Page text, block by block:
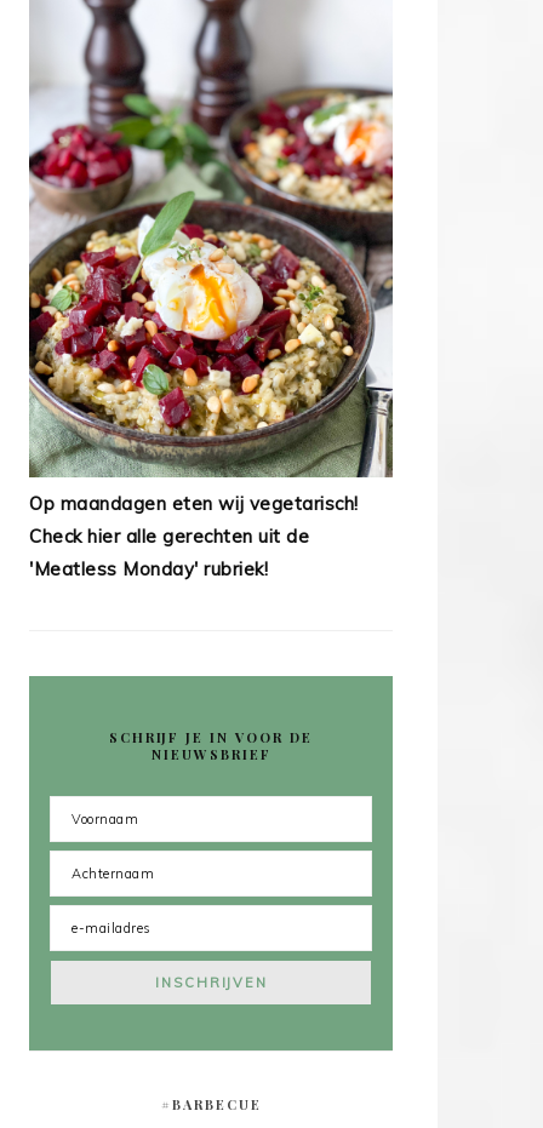
Op maandagen eten wij vegetarisch!
Check hier alle gerechten uit de
'Meatless Monday' rubriek!
SCHRIJF JE IN VOOR DE
NIEUWSBRIEF
#BARBECUE